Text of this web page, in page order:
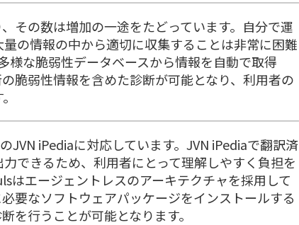
その数は増加の一途をたどっています。自分で運
の情報の中から適切に収集することは非常に困難
様な脆弱性データベースから情報を自動で取得
脆弱性情報を含めた診断が可能となり、利用者の
JVN iPediaに対応しています。JVN iPediaで翻訳済
できるため、利用者にとって理解しやすく負担を
はエージェントレスのアーキテクチャを採用して
要なソフトウェアパッケージをインストールする
を行うことが可能となります。